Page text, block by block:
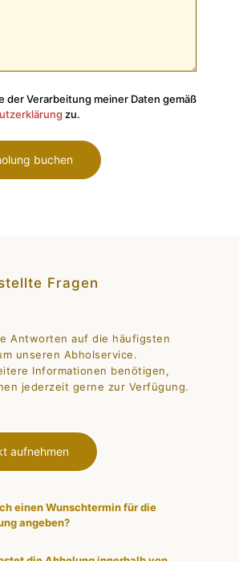
der Verarbeitung meiner Daten gemäß
zu.
Fragen
Antworten auf die häufigsten
unseren Abholservice.
Informationen benötigen,
jederzeit gerne zur Verfügung.
aufnehmen
einen Wunschtermin für die
angeben?